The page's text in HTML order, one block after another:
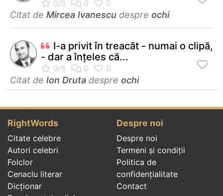
Citat de Mircea Ivanescu despre ochi
I-a privit în treacăt - numai o clipă,
- dar a înţeles că...
Citat de Ion Druta despre ochi
RightWords
Citate celebre
Autori celebri
Folclor
Cenaclu literar
Dicționar
Despre noi
Despre noi
Termeni și condiții
Politica de
confidenţialitate
Contact